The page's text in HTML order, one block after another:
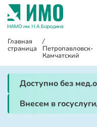
Главная
страница
/
Петропавловск-
Камчатский
Доступно без
Внесем в